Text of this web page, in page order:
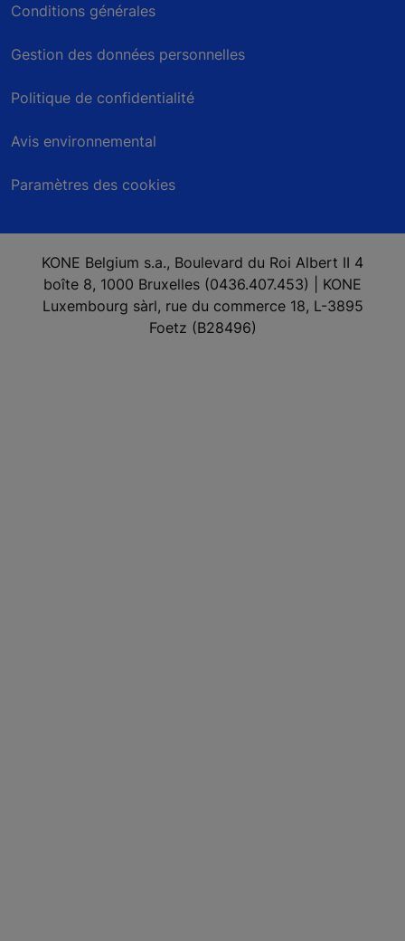
Conditions générales
Gestion des données personnelles
Politique de confidentialité
Avis environnemental
Paramètres des cookies
KONE Belgium s.a., Boulevard du Roi Albert II 4
boîte 8, 1000 Bruxelles (0436.407.453) | KONE
Luxembourg sàrl, rue du commerce 18, L-3895
Foetz (B28496)